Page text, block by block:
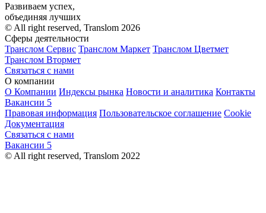
Развиваем успех,
объединяя лучших
© All right reserved, Translom 2026
Сферы деятельности
Транслом Сервис Транслом Маркет Транслом Цветмет
Транслом Втормет
Связаться с нами
О компании
О Компании Индексы рынка Новости и аналитика Контакты
Вакансии 5
Правовая информация Пользовательское соглашение Cookie
Документация
Связаться с нами
Вакансии 5
© All right reserved, Translom 2022